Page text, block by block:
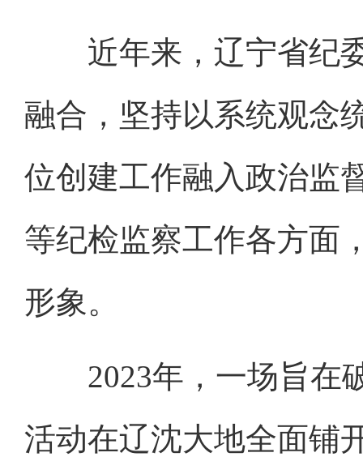
近年来，辽宁省纪委
融合，坚持以系统观念
位创建工作融入政治监
等纪检监察工作各方面
形象。
2023年，一场旨在破
活动在辽沈大地全面铺